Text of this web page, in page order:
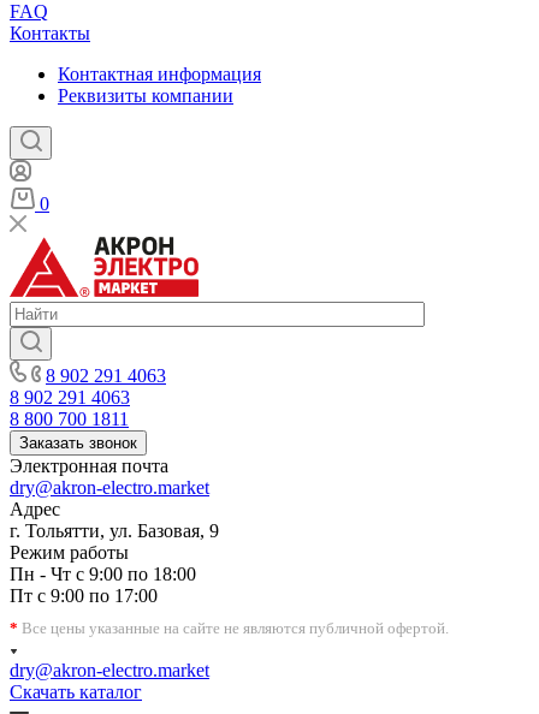
FAQ
Контакты
Контактная информация
Реквизиты компании
0
8 902 291 4063
8 902 291 4063
8 800 700 1811
Заказать звонок
Электронная почта
dry@akron-electro.market
Адрес
г. Тольятти, ул. Базовая, 9
Режим работы
Пн - Чт с 9:00 по 18:00
Пт с 9:00 по 17:00
* Все цены указанные на сайте не являются публичной офертой.
dry@akron-electro.market
Скачать каталог